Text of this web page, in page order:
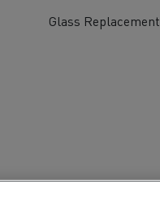
Glass Replacement